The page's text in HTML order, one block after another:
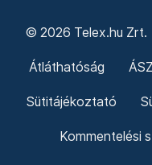
© 2026 Telex.hu Zrt.
Átláthatóság
Sütitájékoztató
Kommentelési